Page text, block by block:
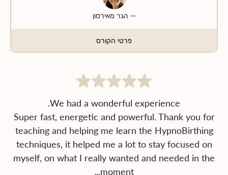
— הגר מאירסון
פרטי הקורס
Super fast, energetic and powerful. Thank you for
teaching and helping me learn the HypnoBirthing
techniques, it helped me a lot to stay focused on
myself, on what I really wanted and needed in the
moment...